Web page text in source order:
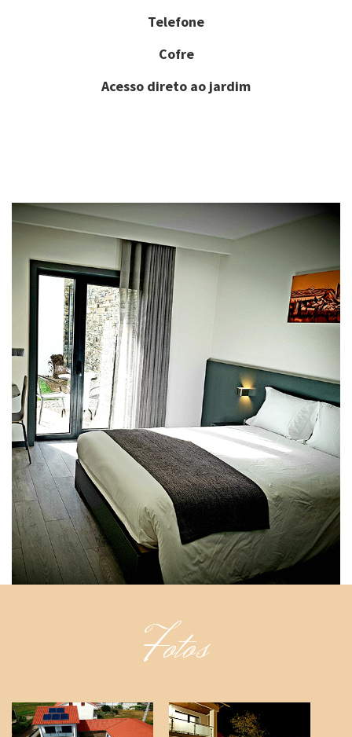
Telefone
Cofre
Acesso direto ao jardim
Fotos